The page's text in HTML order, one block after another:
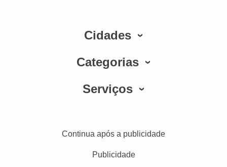
Cidades
Categorias
Serviços
Continua após a publicidade
Publicidade